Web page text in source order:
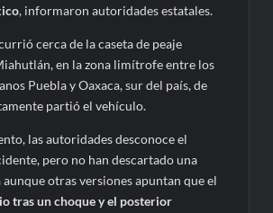
, informaron autoridades estatales.
cerca de la caseta de peaje
en la zona limítrofe entre los
Puebla y Oaxaca, sur del país, de
partió el vehículo.
las autoridades desconoce el
pero no han descartado una
otras versiones apuntan que el
tras un choque y el posterior